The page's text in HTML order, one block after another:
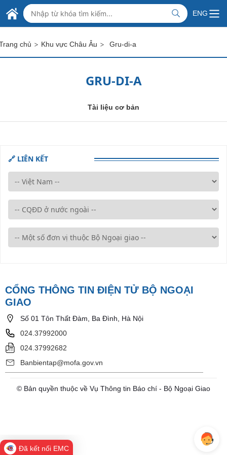
Skip to Main Content
BỘ NGOẠI GIAO VIỆT NAM
MINISTRY OF FOREIGN AFFAIRS
ENG
chủ > Khu vực Châu Âu > Gru-di-a
GRU-DI-A
Tài liệu cơ bản
🔗 LIÊN KẾT
CỔNG THÔNG TIN ĐIỆN TỬ BỘ NGOẠI
GIAO
Số 01 Tôn Thất Đàm, Ba Đình, Hà Nội
024.37992000
024.37992682
Banbientap@mofa.gov.vn
© Bản quyền thuộc về Vụ Thông tin Báo chí - Bộ Ngoại Giao
Đã kết nối EMC